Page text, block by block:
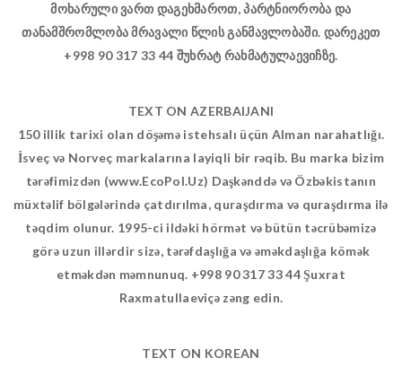
მოხარული ვართ დაგეხმაროთ, პარტნიორობა და
თანამშრომლობა მრავალი წლის განმავლობაში. დარეკეთ
+998 90 317 33 44 შუხრატ რახმატულაევიჩზე.
TEXT ON AZERBAIJANI
150 illik tarixi olan döşəmə istehsalı üçün Alman narahatlığı.
İsveç və Norveç markalarına layiqli bir rəqib. Bu marka bizim
tərəfimizdən (www.EcoPol.Uz) Daşkənddə və Özbəkistanın
müxtəlif bölgələrində çatdırılma, quraşdırma və quraşdırma ilə
təqdim olunur. 1995-ci ildəki hörmət və bütün təcrübəmizə
görə uzun illərdir sizə, tərəfdaşlığa və əməkdaşlığa kömək
etməkdən məmnunuq. +998 90 317 33 44 Şuxrat
Raxmatullaeviçə zəng edin.
TEXT ON KOREAN